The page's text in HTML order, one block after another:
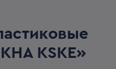
KSKE»